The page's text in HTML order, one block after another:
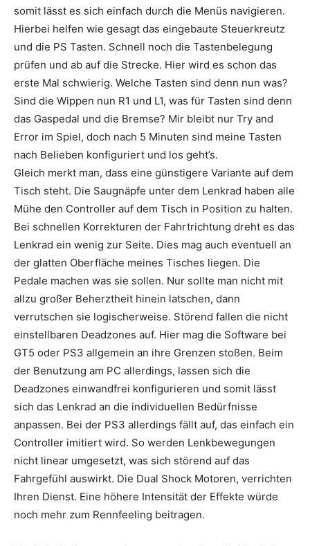
somit lässt es sich einfach durch die Menüs navigieren.
Hierbei helfen wie gesagt das eingebaute Steuerkreutz
und die PS Tasten. Schnell noch die Tastenbelegung
prüfen und ab auf die Strecke. Hier wird es schon das
erste Mal schwierig. Welche Tasten sind denn nun was?
Sind die Wippen nun R1 und L1, was für Tasten sind denn
das Gaspedal und die Bremse? Mir bleibt nur Try and
Error im Spiel, doch nach 5 Minuten sind meine Tasten
nach Belieben konfiguriert und los geht’s.
Gleich merkt man, dass eine günstigere Variante auf dem
Tisch steht. Die Saugnäpfe unter dem Lenkrad haben alle
Mühe den Controller auf dem Tisch in Position zu halten.
Bei schnellen Korrekturen der Fahrtrichtung dreht es das
Lenkrad ein wenig zur Seite. Dies mag auch eventuell an
der glatten Oberfläche meines Tisches liegen. Die
Pedale machen was sie sollen. Nur sollte man nicht mit
allzu großer Beherztheit hinein latschen, dann
verrutschen sie logischerweise. Störend fallen die nicht
einstellbaren Deadzones auf. Hier mag die Software bei
GT5 oder PS3 allgemein an ihre Grenzen stoßen. Beim
der Benutzung am PC allerdings, lassen sich die
Deadzones einwandfrei konfigurieren und somit lässt
sich das Lenkrad an die individuellen Bedürfnisse
anpassen. Bei der PS3 allerdings fällt auf, das einfach ein
Controller imitiert wird. So werden Lenkbewegungen
nicht linear umgesetzt, was sich störend auf das
Fahrgefühl auswirkt. Die Dual Shock Motoren, verrichten
Ihren Dienst. Eine höhere Intensität der Effekte würde
noch mehr zum Rennfeeling beitragen.